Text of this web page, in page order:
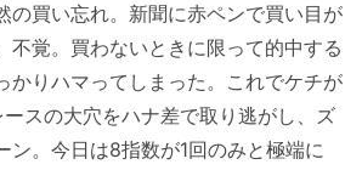
の買い忘れ。新聞に赤ペンで買い目が
不覚。買わないときに限って的中する
かりハマってしまった。これでケチが
スの大穴をハナ差で取り逃がし、ズ
ン。今日は8指数が1回のみと極端に